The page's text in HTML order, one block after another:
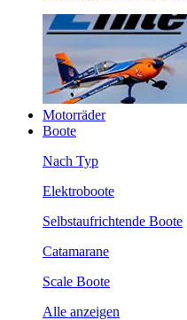
Motorräder
Boote
Nach Typ
Elektroboote
Selbstaufrichtende Boote
Catamarane
Scale Boote
Alle anzeigen